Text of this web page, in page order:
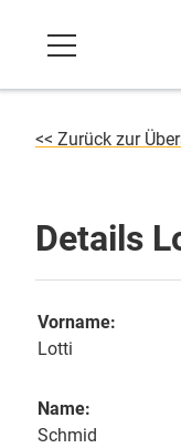
<< Zurück zur
Details
Vorname:
Lotti
Name:
Schmid